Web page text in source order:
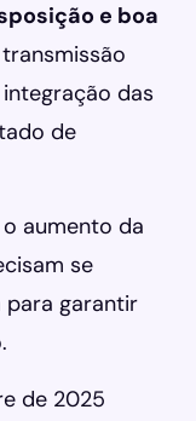
e boa
das
de
aumento da
se
garantir
de 2025